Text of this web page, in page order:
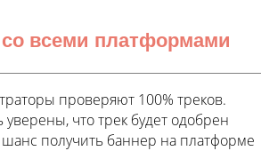
всеми платформами
проверяют 100% треков.
что трек будет одобрен
получить баннер на платформе